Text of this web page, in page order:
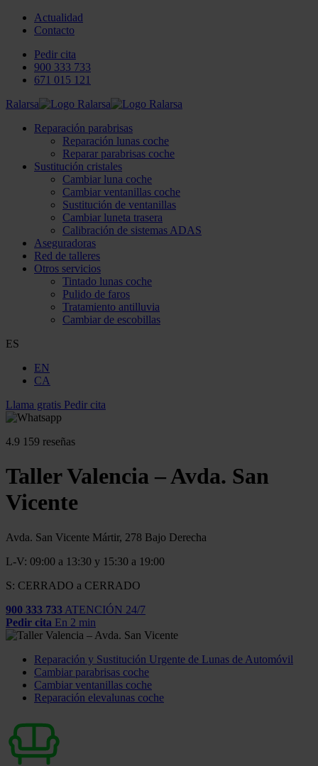
Actualidad
Contacto
Pedir cita
900 333 733
671 015 121
Ralarsa
Reparación parabrisas
Reparación lunas coche
Reparar parabrisas coche
Sustitución cristales
Cambiar luna coche
Cambiar ventanillas coche
Sustitución de ventanillas
Cambiar luneta trasera
Calibración de sistemas ADAS
Aseguradoras
Red de talleres
Otros servicios
Tintado lunas coche
Pulido de faros
Tratamiento antilluvia
Cambiar de escobillas
ES
EN
CA
Llama gratis Pedir cita
4.9 159 reseñas
Taller Valencia – Avda. San
Vicente
Avda. San Vicente Mártir, 278 Bajo Derecha
L-V: 09:00 a 13:30 y 15:30 a 19:00
S: CERRADO a CERRADO
900 333 733 ATENCIÓN 24/7
Pedir cita En 2 min
Reparación y Sustitución Urgente de Lunas de Automóvil
Cambiar parabrisas coche
Cambiar ventanillas coche
Reparación elevalunas coche